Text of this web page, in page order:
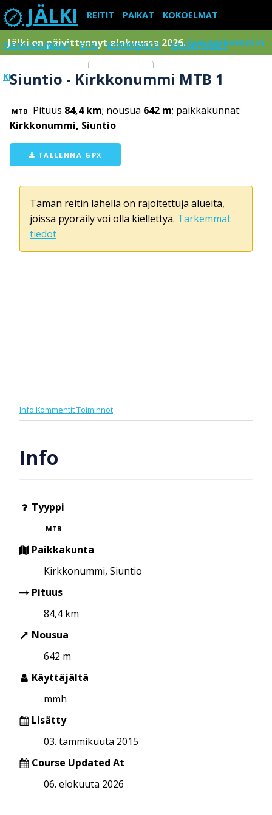
JÄLKI REITIT PAIKAT KOKOELMAT
PAIKKAKUNNAT ETSI KOMMENTIT RAJOITUKSET
KIRJAUDU SISÄÄN Menu
Jälki on päivittynnyt elokuussa 2026.Lue tarkemmin
Siuntio - Kirkkonummi MTB 1
MTB Pituus 84,4 km; nousua 642 m; paikkakunnat:
Kirkkonummi, Siuntio
TALLENNA GPX
Tämän reitin lähellä on rajoitettuja alueita,
joissa pyöräily voi olla kiellettyä. Tarkemmat
tiedot
Info KommentitToiminnot
Info
Tyyppi
MTB
Paikkakunta
Kirkkonummi, Siuntio
Pituus
84,4 km
Nousua
642 m
Käyttäjältä
mmh
Lisätty
03. tammikuuta 2015
Course Updated At
06. elokuuta 2026